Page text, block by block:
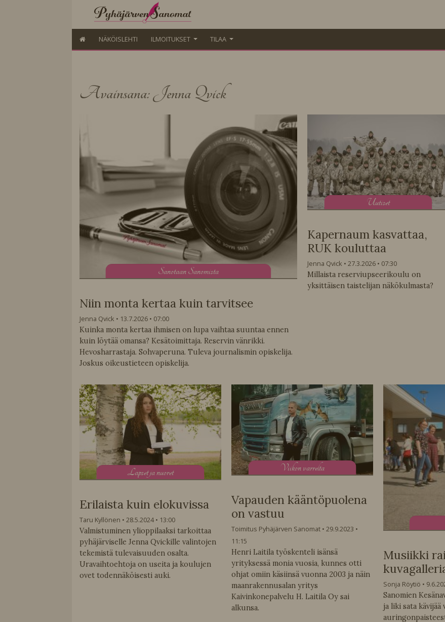
NÄKÖISLEHTI ILMOITUKSET TILAA
Avainsana: Jenna Qvick
Sanotaan Sanomista
Niin monta kertaa kuin tarvitsee
Jenna Qvick 13.7.2026
07:00
Kuinka monta kertaa ihmisen on lupa vaihtaa suuntaa ennen
kuin löytää omansa? Kesätoimittaja. Reservin vänrikki.
Hevosharrastaja. Sohvaperuna. Tuleva journalismin opiskelija.
Joskus oikeustieteen opiskelija.
Uutiset
Kapernaum kasvattaa,
RUK kouluttaa
Jenna Qvick 27.3.2026
07:30
Millaista reserviupseerikoulu on
yksittäisen taistelijan näkökulmasta?
Lapset ja nuoret
Erilaista kuin elokuvissa
Taru Kyllönen 28.5.2024
13:00
Valmistuminen ylioppilaaksi tarkoittaa
pyhäjärviselle Jenna Qvickille valintojen
tekemistä tulevaisuuden osalta.
Uravaihtoehtoja on useita ja koulujen
ovet todennäköisesti auki.
Viikon varrelta
Vapauden kääntöpuolena
on vastuu
Toimitus Pyhäjärven Sanomat
29.9.2023
11:15
Henri Laitila työskenteli isänsä
yrityksessä monia vuosia, kunnes otti
ohjat omiin käsiinsä vuonna 2003 ja näin
maanrakennusalan yritys
Kaivinkonepalvelu H. Laitila Oy sai
alkunsa.
Musiikki
Sonja Röytiö
Sanomien
ja liki sata